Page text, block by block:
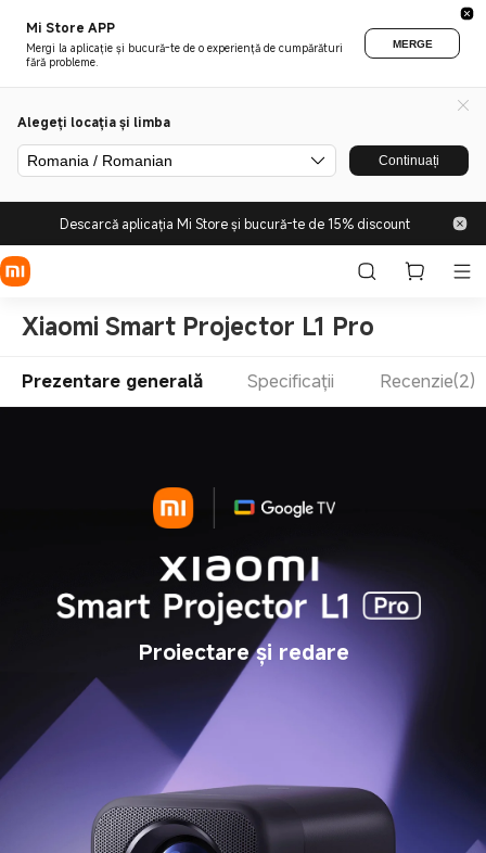
Mi Store APP
Mergi la aplicație și bucură-te de o experiență de cumpărături
fără probleme.
MERGE
Alegeți locația și limba
Romania / Romanian Continuați
Descarcă aplicația Mi Store și bucură-te de 15% discount
Xiaomi Smart Projector L1 Pro
Prezentare generală Specificații Recenzie(2)
Proiectare și redare